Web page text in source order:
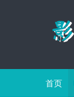
首页